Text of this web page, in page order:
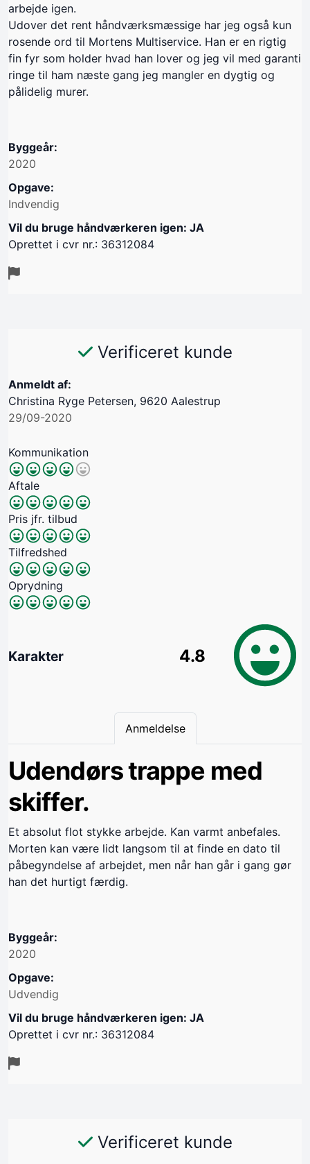
arbejde igen.
Udover det rent håndværksmæssige har jeg også kun
rosende ord til Mortens Multiservice. Han er en rigtig
fin fyr som holder hvad han lover og jeg vil med garanti
ringe til ham næste gang jeg mangler en dygtig og
pålidelig murer.
Byggeår:
2020
Opgave:
Indvendig
Vil du bruge håndværkeren igen: JA
Oprettet i cvr nr.: 36312084
Verificeret kunde
Anmeldt af:
Christina Ryge Petersen, 9620 Aalestrup
29/09-2020
Kommunikation
Aftale
Pris jfr. tilbud
Tilfredshed
Oprydning
Karakter 4.8
Anmeldelse
Udendørs trappe med
skiffer.
Et absolut flot stykke arbejde. Kan varmt anbefales.
Morten kan være lidt langsom til at finde en dato til
påbegyndelse af arbejdet, men når han går i gang gør
han det hurtigt færdig.
Byggeår:
2020
Opgave:
Udvendig
Vil du bruge håndværkeren igen: JA
Oprettet i cvr nr.: 36312084
Verificeret kunde